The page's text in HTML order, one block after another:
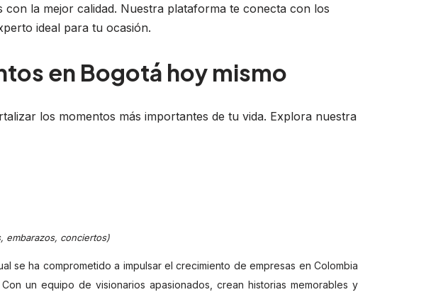
la mejor calidad. Nuestra plataforma te conecta con los
ideal para tu ocasión.
en Bogotá hoy mismo
los momentos más importantes de tu vida. Explora nuestra
embarazos, conciertos)
se ha comprometido a impulsar el crecimiento de empresas en Colombia
un equipo de visionarios apasionados, crean historias memorables y